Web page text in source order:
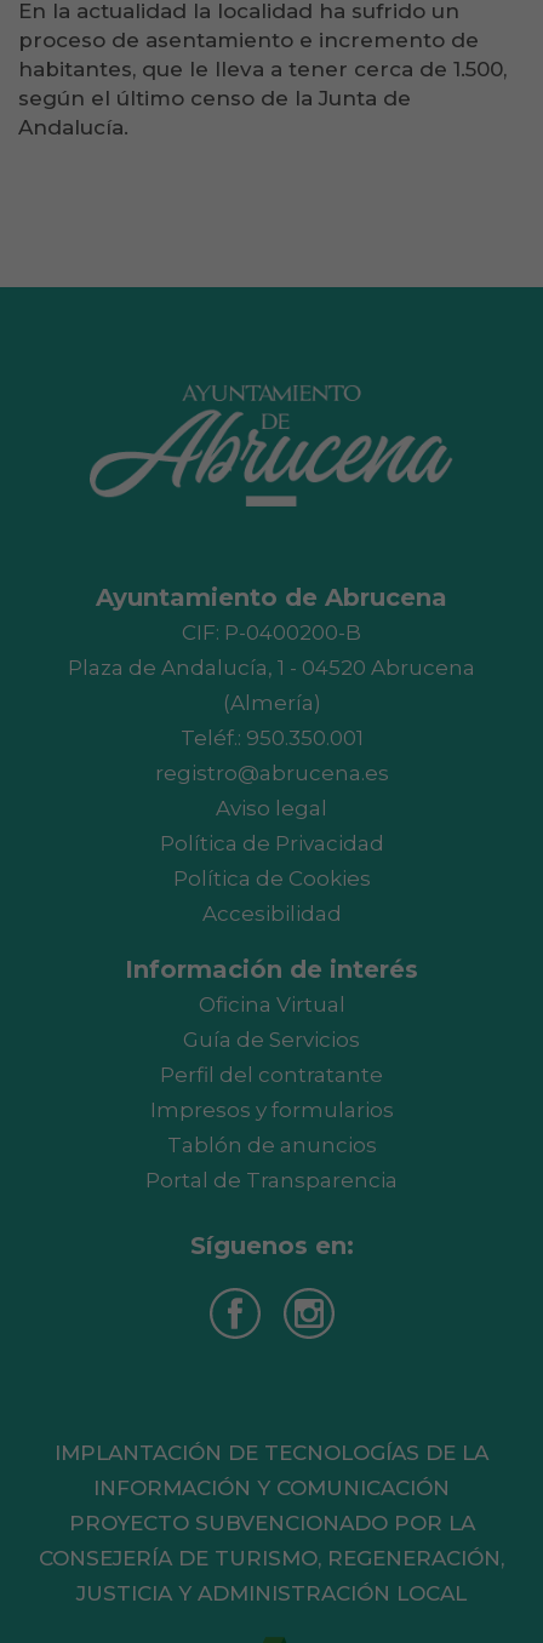
En la actualidad la localidad ha sufrido un
proceso de asentamiento e incremento de
habitantes, que le lleva a tener cerca de 1.500,
según el último censo de la Junta de
Andalucía.
Ayuntamiento de Abrucena
CIF: P-0400200-B
Plaza de Andalucía, 1 - 04520 Abrucena
(Almería)
Teléf.: 950.350.001
registro@abrucena.es
Aviso legal
Política de Privacidad
Política de Cookies
Accesibilidad
Información de interés
Oficina Virtual
Guía de Servicios
Perfil del contratante
Impresos y formularios
Tablón de anuncios
Portal de Transparencia
Síguenos en:
IMPLANTACIÓN DE TECNOLOGÍAS DE LA
INFORMACIÓN Y COMUNICACIÓN
PROYECTO SUBVENCIONADO POR LA
CONSEJERÍA DE TURISMO, REGENERACIÓN,
JUSTICIA Y ADMINISTRACIÓN LOCAL